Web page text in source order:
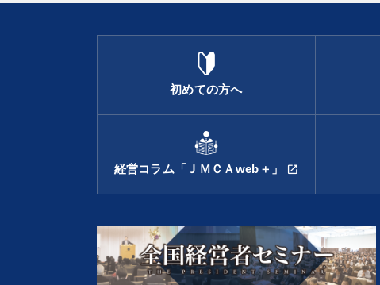
初めての方へ
経営コラム「ＪＭＣＡweb＋」 open_in_new